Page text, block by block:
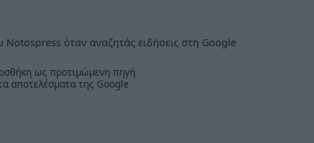
όταν αναζητάς ειδήσεις στη Google
ως προτιμώμενη πηγή
αποτελέσματα της Google